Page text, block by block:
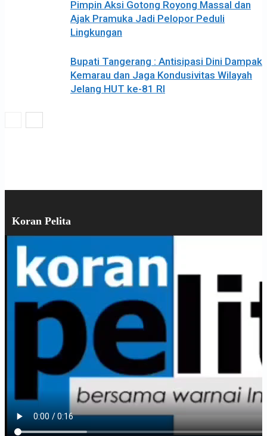
Pimpin Aksi Gotong Royong Massal dan
Ajak Pramuka Jadi Pelopor Peduli
Lingkungan
Bupati Tangerang : Antisipasi Dini Dampak
Kemarau dan Jaga Kondusivitas Wilayah
Jelang HUT ke-81 RI
Koran Pelita